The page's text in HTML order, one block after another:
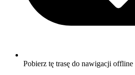
Pobierz tę trasę do nawigacji offline